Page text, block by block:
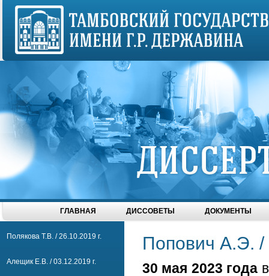
ГЛАВНАЯ ДИССОВЕТЫ ДОКУМЕНТЫ
Полякова Т.В. / 26.10.2019 г.
Алещик Е.В. / 03.12.2019 г.
Попович А.Э. /
30 мая 2023 года